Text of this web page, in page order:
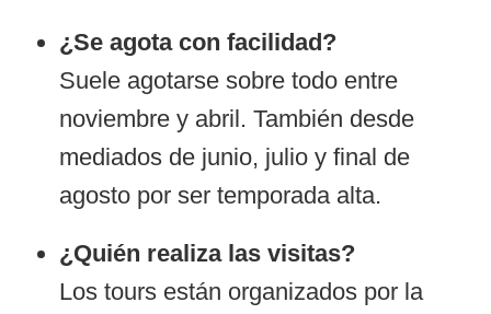
¿Se agota con facilidad?
Suele agotarse sobre todo entre
noviembre y abril. También desde
mediados de junio, julio y final de
agosto por ser temporada alta.
¿Quién realiza las visitas?
Los tours están organizados por la